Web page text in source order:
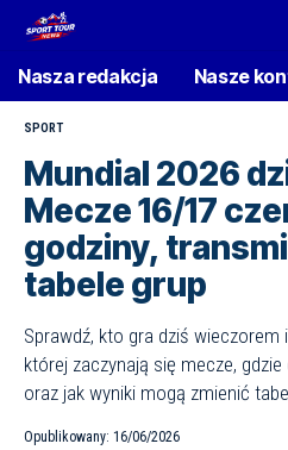
Nasza redakcja Nasze
SPORT
Mundial 2026
Mecze 16/17
godziny,
tabele grup
Sprawdź, kto gra dziś wieczorem
której zaczynają się mecze,
oraz jak wyniki mogą zmienić
Opublikowany: 16/06/2026